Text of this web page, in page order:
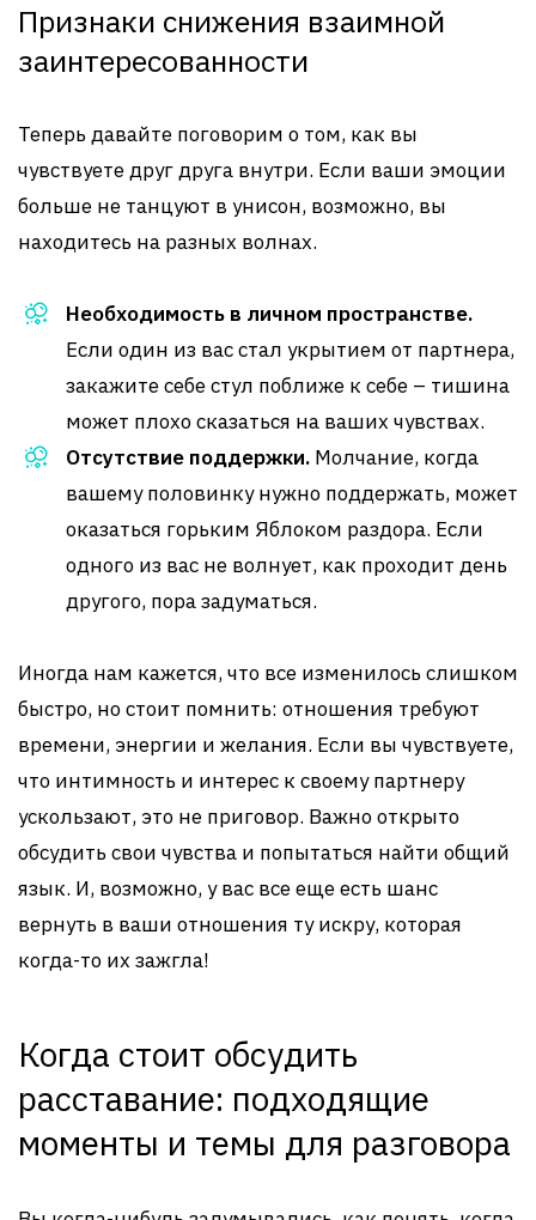
Признаки снижения взаимной
заинтересованности
Теперь давайте поговорим о том, как вы
чувствуете друг друга внутри. Если ваши эмоции
больше не танцуют в унисон, возможно, вы
находитесь на разных волнах.
Необходимость в личном пространстве.
Если один из вас стал укрытием от партнера,
закажите себе стул поближе к себе – тишина
может плохо сказаться на ваших чувствах.
Отсутствие поддержки. Молчание, когда
вашему половинку нужно поддержать, может
оказаться горьким Яблоком раздора. Если
одного из вас не волнует, как проходит день
другого, пора задуматься.
Иногда нам кажется, что все изменилось слишком
быстро, но стоит помнить: отношения требуют
времени, энергии и желания. Если вы чувствуете,
что интимность и интерес к своему партнеру
ускользают, это не приговор. Важно открыто
обсудить свои чувства и попытаться найти общий
язык. И, возможно, у вас все еще есть шанс
вернуть в ваши отношения ту искру, которая
когда-то их зажгла!
Когда стоит обсудить
расставание: подходящие
моменты и темы для разговора